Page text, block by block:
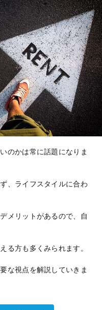
のかは常に話題になりま
、ライフスタイルに合わ
メリットがあるので、自
る方も多くみられます。
な視点を解説していきま